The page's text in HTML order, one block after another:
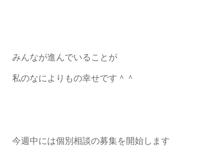
みんなが進んでいることが
私のなによりもの幸せです＾＾
今週中には個別相談の募集を開始します